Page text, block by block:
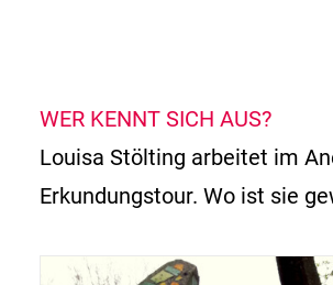
WER KENNT SICH AUS?
Louisa Stölting arbeitet im
Erkundungstour. Wo ist sie